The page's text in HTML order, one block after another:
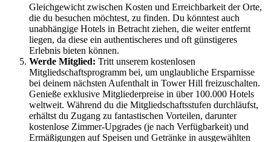
Gleichgewicht zwischen Kosten und Erreichbarkeit der Orte,
die du besuchen möchtest, zu finden. Du könntest auch
unabhängige Hotels in Betracht ziehen, die weiter entfernt
liegen, da diese ein authentischeres und oft günstigeres
Erlebnis bieten können.
Werde Mitglied: Tritt unserem kostenlosen
Mitgliedschaftsprogramm bei, um unglaubliche Ersparnisse
bei deinem nächsten Aufenthalt in Tower Hill freizuschalten.
Genieße exklusive Mitgliederpreise in über 100.000 Hotels
weltweit. Während du die Mitgliedschaftsstufen durchläufst,
erhältst du Zugang zu fantastischen Vorteilen, darunter
kostenlose Zimmer-Upgrades (je nach Verfügbarkeit) und
Ermäßigungen auf Speisen und Getränke in ausgewählten